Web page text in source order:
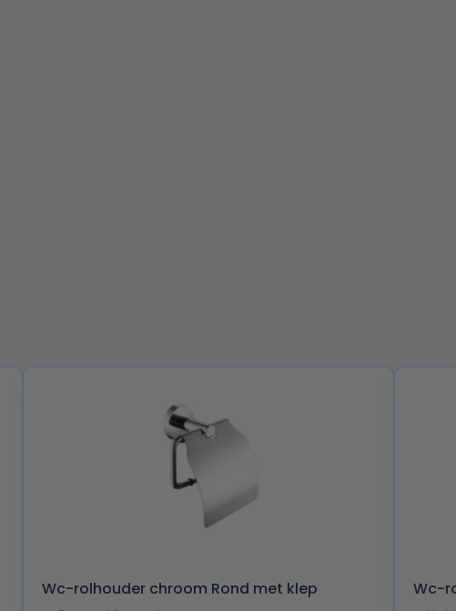
Wc-rolhouder chroom Rond met klep Wc-